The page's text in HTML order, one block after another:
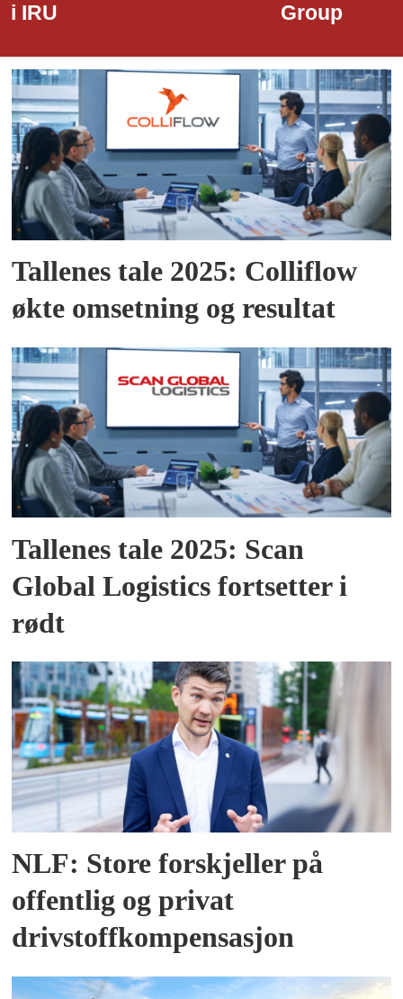
Tallenes tale 2025: Colliflow
økte omsetning og resultat
Tallenes tale 2025: Scan
Global Logistics fortsetter i
rødt
NLF: Store forskjeller på
offentlig og privat
drivstoffkompensasjon